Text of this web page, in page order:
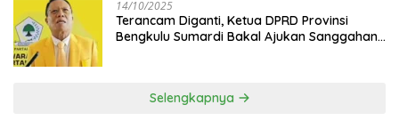
14/10/2025
Terancam Diganti, Ketua DPRD Provinsi
Bengkulu Sumardi Bakal Ajukan Sanggahan
Selengkapnya